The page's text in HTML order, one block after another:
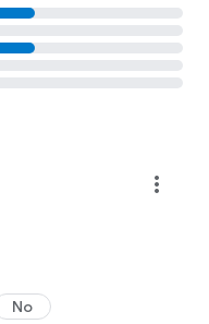
când să rămân în
când să mănânc fără
Volumul este închinat
Tatăl meu/
există și poezii
tinereții trăite în liniștea
într-o adevărată odă
more_vert
No